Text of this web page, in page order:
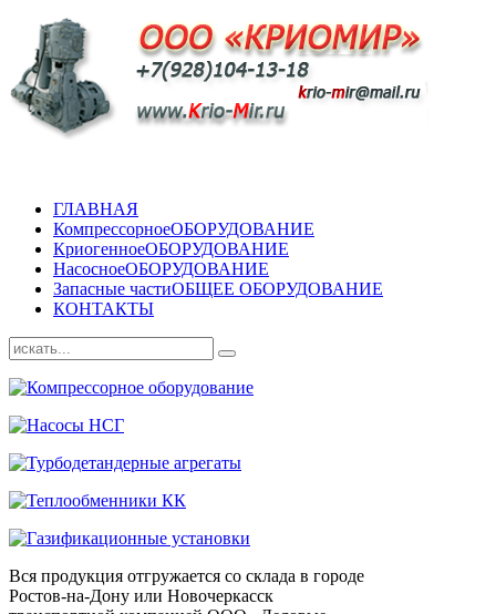
ГЛАВНАЯ
КомпрессорноеОБОРУДОВАНИЕ
КриогенноеОБОРУДОВАНИЕ
НасосноеОБОРУДОВАНИЕ
Запасные частиОБЩЕЕ ОБОРУДОВАНИЕ
КОНТАКТЫ
Вся продукция отгружается со склада в городе
Ростов-на-Дону или Новочеркасск